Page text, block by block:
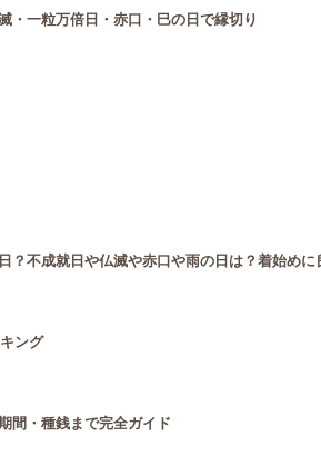
・一粒万倍日・赤口・巳の日で縁切り
？不成就日や仏滅や赤口や雨の日は？着始めに
ング
間・種銭まで完全ガイド